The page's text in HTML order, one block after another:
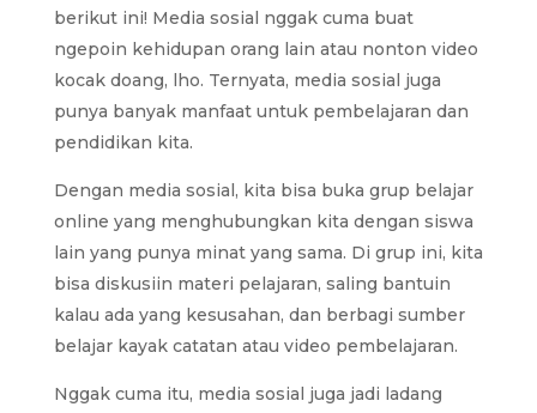
berikut ini! Media sosial nggak cuma buat
ngepoin kehidupan orang lain atau nonton video
kocak doang, lho. Ternyata, media sosial juga
punya banyak manfaat untuk pembelajaran dan
pendidikan kita.
Dengan media sosial, kita bisa buka grup belajar
online yang menghubungkan kita dengan siswa
lain yang punya minat yang sama. Di grup ini, kita
bisa diskusiin materi pelajaran, saling bantuin
kalau ada yang kesusahan, dan berbagi sumber
belajar kayak catatan atau video pembelajaran.
Nggak cuma itu, media sosial juga jadi ladang